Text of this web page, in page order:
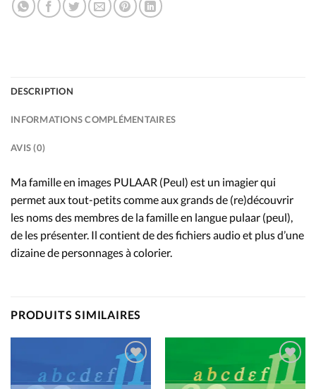
DESCRIPTION
INFORMATIONS COMPLÉMENTAIRES
AVIS (0)
Ma famille en images PULAAR (Peul) est un imagier qui
permet aux tout-petits comme aux grands de (re)découvrir
les noms des membres de la famille en langue pulaar (peul),
de les présenter. Il contient de des fichiers audio et plus d’une
dizaine de personnages à colorier.
PRODUITS SIMILAIRES
Add to
wishlist
Add to
wishlist